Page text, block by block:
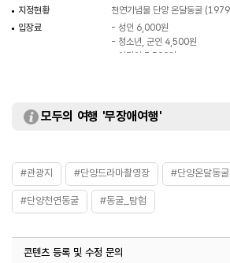
지정현황
천연기념물 단양 온달동굴
입장료
- 성인 6,000원
- 청소년, 군인 4,500원
- 어린이 3,500원
모두의 여행 '무장애여행'
#관광지 #단양드라마촬영장 #단양온달동굴
#단양천연동굴 #동굴_탐험
#실내여행지_추천 #온달동굴
콘텐츠 등록 및 수정 문의